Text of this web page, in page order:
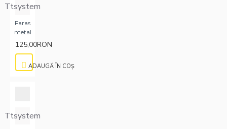
Ttsystem
Faras
metal
125,00RON
ADAUGĂ ÎN COŞ
Ttsystem